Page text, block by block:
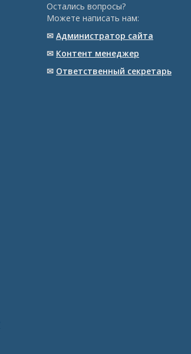
Остались вопросы?
Можете написать нам:
✉ Администратор сайта
✉ Контент менеджер
✉ Ответственный cекретарь